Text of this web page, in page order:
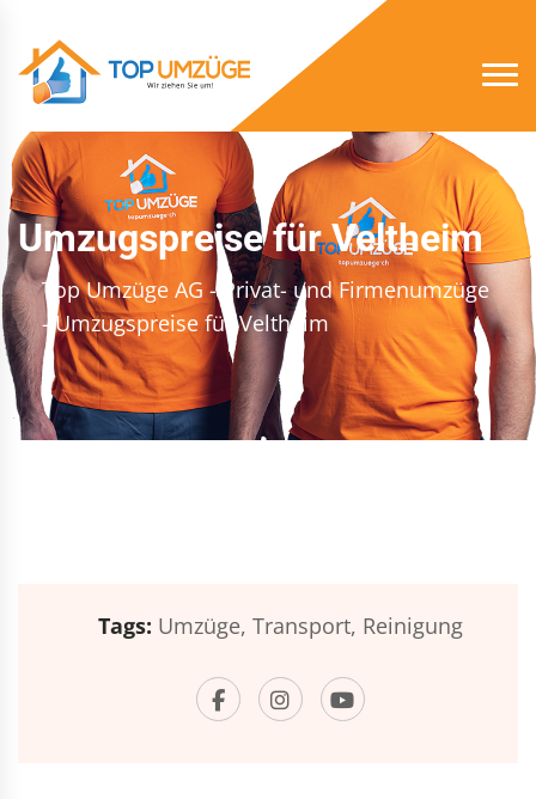
Umzugspreise für Veltheim
Top Umzüge AG - Privat- und Firmenumzüge
- Umzugspreise für Veltheim
Tags: Umzüge, Transport, Reinigung